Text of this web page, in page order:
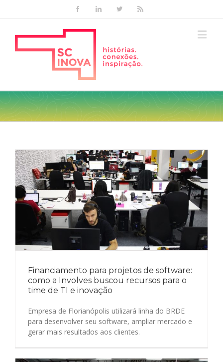
FacebookLinkedinTwitter
Financiamento para projetos de software:
como a Involves buscou recursos para o
time de TI e inovação
Empresa de Florianópolis utilizará linha do BRDE
para desenvolver seu software, ampliar mercado e
gerar mais resultados aos clientes.